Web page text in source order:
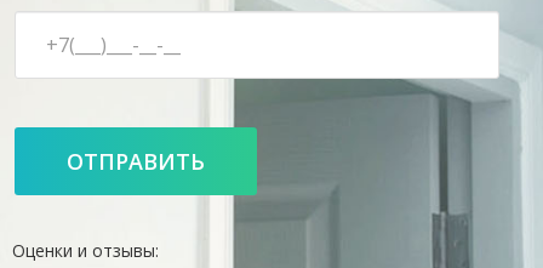
Оценки и отзывы: